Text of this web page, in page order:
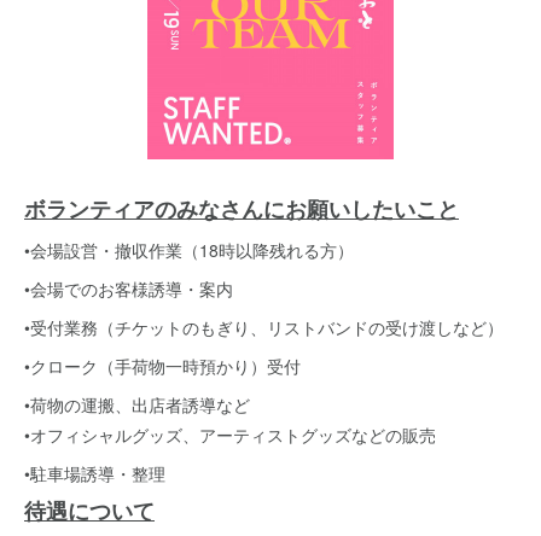
ボランティアのみなさんにお願いしたいこと
•会場設営・撤収作業（18時以降残れる方）
•会場でのお客様誘導・案内
•受付業務（チケットのもぎり、リストバンドの受け渡しなど）
•クローク（手荷物一時預かり）受付
•荷物の運搬、出店者誘導など
•オフィシャルグッズ、アーティストグッズなどの販売
•駐車場誘導・整理
待遇について